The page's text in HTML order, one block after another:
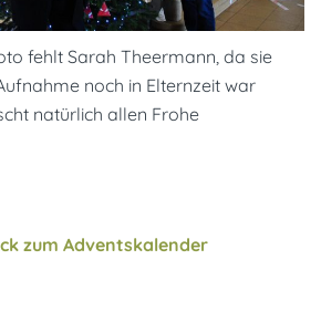
fehlt Sarah Theermann, da sie
noch in Elternzeit war
natürlich allen Frohe
zum Adventskalender